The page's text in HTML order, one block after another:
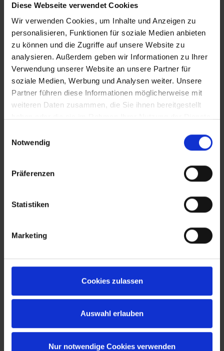
Diese Webseite verwendet Cookies
Wir verwenden Cookies, um Inhalte und Anzeigen zu
personalisieren, Funktionen für soziale Medien anbieten
zu können und die Zugriffe auf unsere Website zu
analysieren. Außerdem geben wir Informationen zu Ihrer
Verwendung unserer Website an unsere Partner für
soziale Medien, Werbung und Analysen weiter. Unsere
Partner führen diese Informationen möglicherweise mit
weiteren Daten zusammen, die Sie ihnen bereitgestellt
Notwendig
Präferenzen
Statistiken
Marketing
Cookies zulassen
Auswahl erlauben
Nur notwendige Cookies verwenden